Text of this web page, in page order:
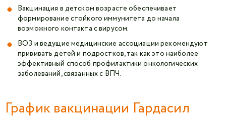
Вакцинация в детском возрасте обеспечивает
формирование стойкого иммунитета до начала
возможного контакта с вирусом.
ВОЗ и ведущие медицинские ассоциации рекомендуют
прививать детей и подростков, так как это наиболее
эффективный способ профилактики онкологических
заболеваний, связанных с ВПЧ.
График вакцинации Гардасил